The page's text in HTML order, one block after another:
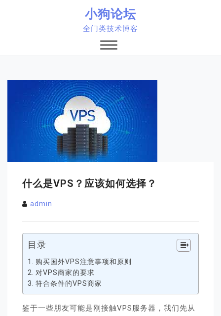
小狗论坛
全门类技术博客
什么是VPS？应该如何选择？
admin
目录
购买国外VPS注意事项和原则
对VPS商家的要求
符合条件的VPS商家
鉴于一些朋友可能是刚接触VPS服务器，我们先从